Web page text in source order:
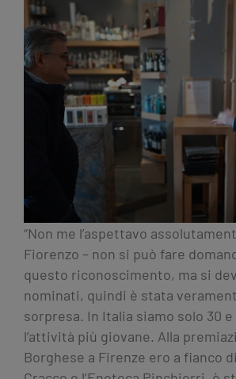
“Non me l’aspettavo
Fiorenzo – non si può fare
questo riconoscimento, ma si
nominati, quindi è stata
sorpresa. In Italia siamo solo 30 e
l’attività più giovane. Alla
Borghese a Firenze ero a fianco